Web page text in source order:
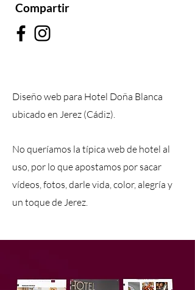
Compartir
Diseño web para Hotel Doña Blanca
ubicado en Jerez (Cádiz).
No queríamos la típica web de hotel al
uso, por lo que apostamos por sacar
vídeos, fotos, darle vida, color, alegría y
un toque de Jerez.